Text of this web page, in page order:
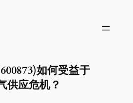
如何受益于
供应危机？